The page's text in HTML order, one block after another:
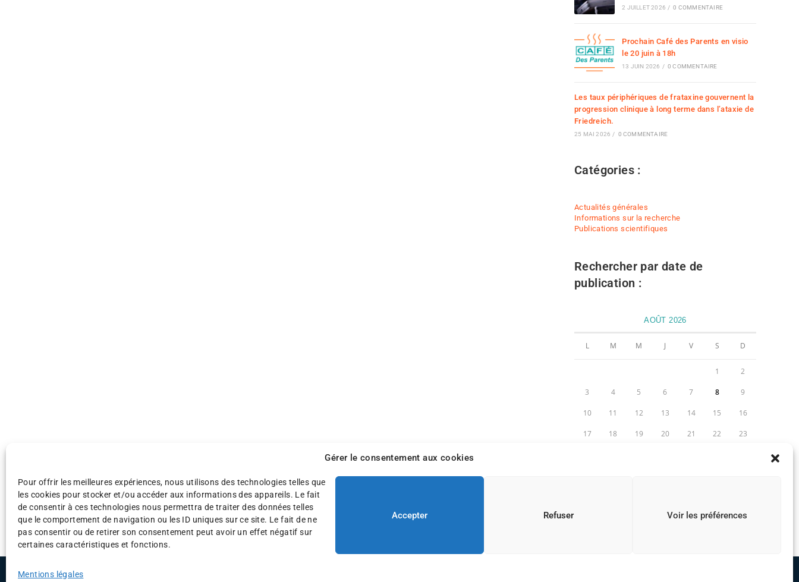
Gérer le consentement aux cookies
Pour offrir les meilleures expériences, nous utilisons des technologies telles que
les cookies pour stocker et/ou accéder aux informations des appareils. Le fait
de consentir à ces technologies nous permettra de traiter des données telles
que le comportement de navigation ou les ID uniques sur ce site. Le fait de ne
pas consentir ou de retirer son consentement peut avoir un effet négatif sur
certaines caractéristiques et fonctions.
Accepter Refuser Voir les préférences
Mentions légales
2 JUILLET 2026 / 0 COMMENTAIRE
Prochain Café des Parents en visio
le 20 juin à 18h
13 JUIN 2026 / 0 COMMENTAIRE
Les taux périphériques de frataxine gouvernent la
progression clinique à long terme dans l’ataxie de
Friedreich.
25 MAI 2026 / 0 COMMENTAIRE
Catégories :
Actualités générales
Informations sur la recherche
Publications scientifiques
Rechercher par date de
publication :
AOÛT 2026
L M M J V S D
1 2
3 4 5 6 7 8 9
10 11 12 13 14 15 16
17 18 19 20 21 22 23